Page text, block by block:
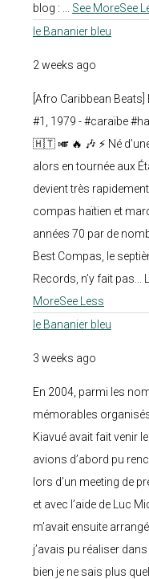
blog :
See MoreSee
le Bananier bleu
2 weeks ago
[Afro Caribbean
#1, 1979 - #caraïbe
🇭🇹 🎺 🔥 🎶 ⚡ Né
alors en tournée aux
devient très
compas haïtien et
années 70 par de
Best Compas, le
Records, n’y fait pas...
MoreSee Less
le Bananier bleu
3 weeks ago
En 2004, parmi les
mémorables
Kiavué avait fait venir
avions d’abord pu
lors d’un meeting de
et avec l’aide de Luc
m’avait ensuite
j’avais pu réaliser
bien je ne sais plus